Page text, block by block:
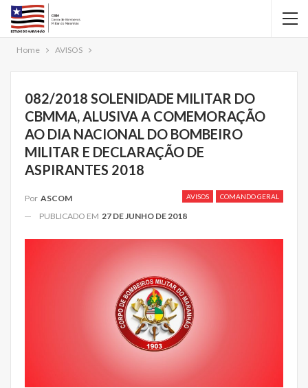
Home AVISOS
082/2018 SOLENIDADE MILITAR DO
CBMMA, ALUSIVA A COMEMORAÇÃO
AO DIA NACIONAL DO BOMBEIRO
MILITAR E DECLARAÇÃO DE
ASPIRANTES 2018
AVISOS COMANDO GERAL
Por ASCOM
PUBLICADO EM 27 DE JUNHO DE 2018